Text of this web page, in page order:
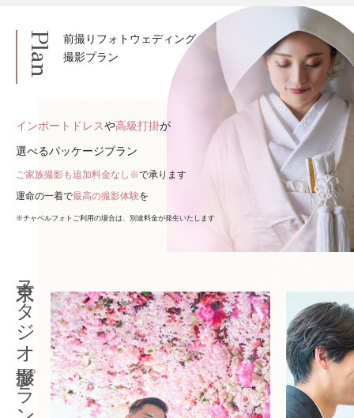
Plan
前撮りフォトウェディング
撮影プラン
インポートドレスや高級打掛が
選べるパッケージプラン
ご家族撮影も追加料金なし※で承ります
運命の一着で最高の撮影体験を
※チャペルフォトご利用の場合は、別途料金が発生いたします
東京スタジオ撮影プラン